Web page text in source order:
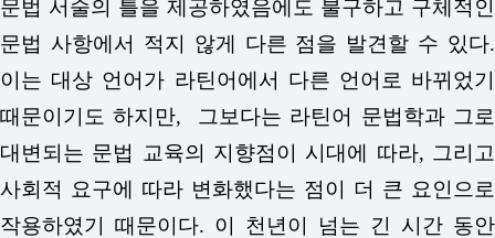
문법 서술의 틀을 제공하였음에도 불구하고 구체적인
문법 사항에서 적지 않게 다른 점을 발견할 수 있다.
이는 대상 언어가 라틴어에서 다른 언어로 바뀌었기
때문이기도 하지만, 그보다는 라틴어 문법학과 그로
대변되는 문법 교육의 지향점이 시대에 따라, 그리고
사회적 요구에 따라 변화했다는 점이 더 큰 요인으로
작용하였기 때문이다. 이 천년이 넘는 긴 시간 동안